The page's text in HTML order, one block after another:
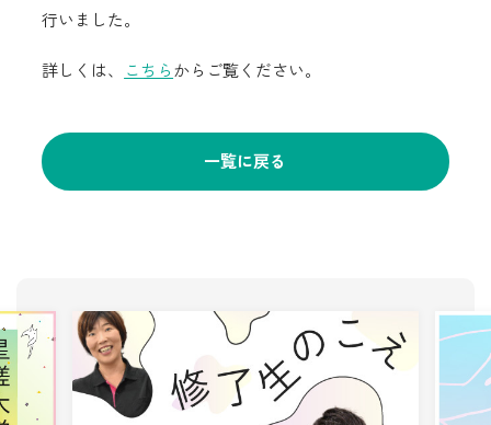
行いました。
詳しくは、 こちらからご覧ください。
一覧に戻る